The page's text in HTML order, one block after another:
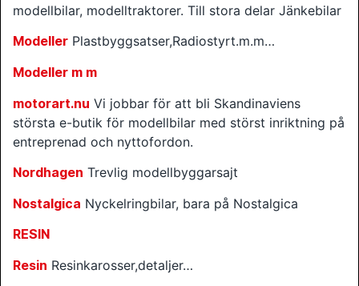
modellbilar, modelltraktorer. Till stora delar Jänkebilar
Modeller Plastbyggsatser,Radiostyrt.m.m…
Modeller m m
motorart.nu Vi jobbar för att bli Skandinaviens
största e-butik för modellbilar med störst inriktning på
entreprenad och nyttofordon.
Nordhagen Trevlig modellbyggarsajt
Nostalgica Nyckelringbilar, bara på Nostalgica
RESIN
Resin Resinkarosser,detaljer…